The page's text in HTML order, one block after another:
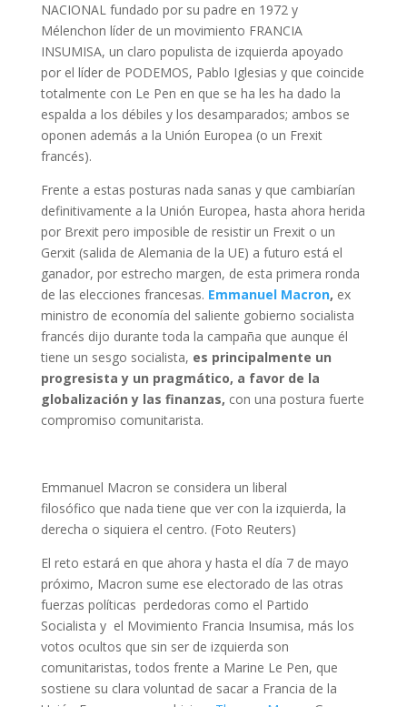
NACIONAL fundado por su padre en 1972 y
Mélenchon líder de un movimiento FRANCIA
INSUMISA, un claro populista de izquierda apoyado
por el líder de PODEMOS, Pablo Iglesias y que coincide
totalmente con Le Pen en que se ha les ha dado la
espalda a los débiles y los desamparados; ambos se
oponen además a la Unión Europea (o un Frexit
francés).
Frente a estas posturas nada sanas y que cambiarían
definitivamente a la Unión Europea, hasta ahora herida
por Brexit pero imposible de resistir un Frexit o un
Gerxit (salida de Alemania de la UE) a futuro está el
ganador, por estrecho margen, de esta primera ronda
de las elecciones francesas. Emmanuel Macron, ex
ministro de economía del saliente gobierno socialista
francés dijo durante toda la campaña que aunque él
tiene un sesgo socialista, es principalmente un
progresista y un pragmático, a favor de la
globalización y las finanzas, con una postura fuerte
compromiso comunitarista.
Emmanuel Macron se considera un liberal
filosófico que nada tiene que ver con la izquierda, la
derecha o siquiera el centro. (Foto Reuters)
El reto estará en que ahora y hasta el día 7 de mayo
próximo, Macron sume ese electorado de las otras
fuerzas políticas perdedoras como el Partido
Socialista y el Movimiento Francia Insumisa, más los
votos ocultos que sin ser de izquierda son
comunitaristas, todos frente a Marine Le Pen, que
sostiene su clara voluntad de sacar a Francia de la